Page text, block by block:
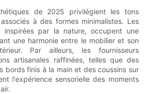
de 2025 privilégient les tons
à des formes minimalistes. Les
inspirées par la nature, occupent une
une harmonie entre le mobilier et son
Par ailleurs, les fournisseurs
artisanales raffinées, telles que des
bords finis à la main et des coussins sur
l'expérience sensorielle des moments